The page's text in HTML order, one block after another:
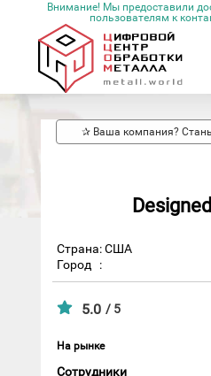
Внимание! Мы предоставили
пользователям к
✰ Ваша компания?
Страна: США
Город
:
5.0 / 5
На рынке
Сотрудники